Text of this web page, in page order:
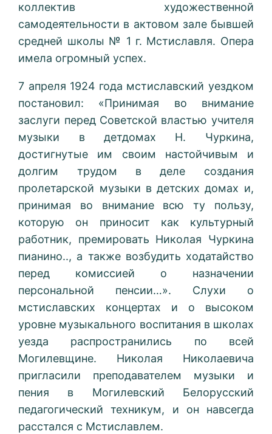
коллектив художественной
самодеятельности в актовом зале бывшей
средней школы № 1 г. Мстиславля. Опера
имела огромный успех.
7 апреля 1924 года мстиславский уездком
постановил: «Принимая во внимание
заслуги перед Советской властью учителя
музыки в детдомах Н. Чуркина,
достигнутые им своим настойчивым и
долгим трудом в деле создания
пролетарской музыки в детских домах и,
принимая во внимание всю ту пользу,
которую он приносит как культурный
работник, премировать Николая Чуркина
пианино.., а также возбудить ходатайство
перед комиссией о назначении
персональной пенсии…». Слухи о
мстиславских концертах и о высоком
уровне музыкального воспитания в школах
уезда распространились по всей
Могилевщине. Николая Николаевича
пригласили преподавателем музыки и
пения в Могилевский Белорусский
педагогический техникум, и он навсегда
расстался с Мстиславлем.